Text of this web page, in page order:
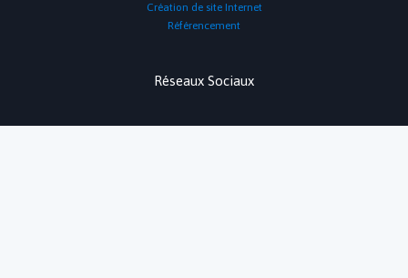
Création de site Internet
Référencement
Réseaux Sociaux